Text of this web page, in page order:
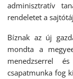
adminisztratív
rendeletet a
Bíznak az új
mondta a
menedzserrel
csapatmunka fog